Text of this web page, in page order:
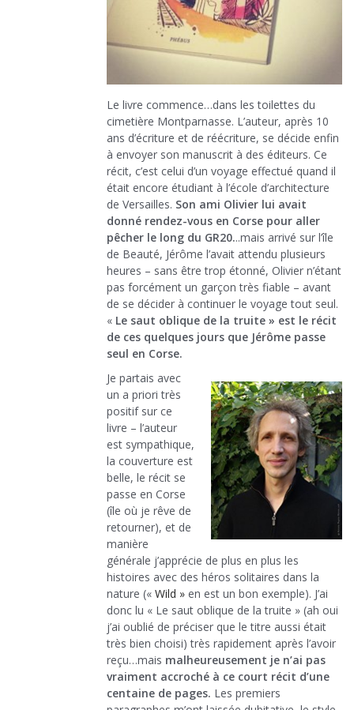
Le livre commence…dans les toilettes du
cimetière Montparnasse. L’auteur, après 10
ans d’écriture et de réécriture, se décide enfin
à envoyer son manuscrit à des éditeurs. Ce
récit, c’est celui d’un voyage effectué quand il
était encore étudiant à l’école d’architecture
de Versailles. Son ami Olivier lui avait
donné rendez-vous en Corse pour aller
pêcher le long du GR20...mais arrivé sur l’île
de Beauté, Jérôme l’avait attendu plusieurs
heures – sans être trop étonné, Olivier n’étant
pas forcément un garçon très fiable – avant
de se décider à continuer le voyage tout seul.
« Le saut oblique de la truite » est le récit
de ces quelques jours que Jérôme passe
seul en Corse.
Je partais avec
un a priori très
positif sur ce
livre – l’auteur
est sympathique,
la couverture est
belle, le récit se
passe en Corse
(île où je rêve de
retourner), et de
manière
générale j’apprécie de plus en plus les
histoires avec des héros solitaires dans la
nature (« Wild » en est un bon exemple). J’ai
donc lu « Le saut oblique de la truite » (ah oui
j’ai oublié de préciser que le titre aussi était
très bien choisi) très rapidement après l’avoir
reçu…mais malheureusement je n’ai pas
vraiment accroché à ce court récit d’une
centaine de pages. Les premiers